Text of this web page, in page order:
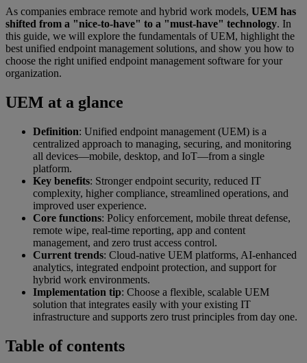
As companies embrace remote and hybrid work models, UEM has
shifted from a "nice-to-have" to a "must-have" technology. In
this guide, we will explore the fundamentals of UEM, highlight the
best unified endpoint management solutions, and show you how to
choose the right unified endpoint management software for your
organization.
UEM at a glance
Definition: Unified endpoint management (UEM) is a
centralized approach to managing, securing, and monitoring
all devices—mobile, desktop, and IoT—from a single
platform.
Key benefits: Stronger endpoint security, reduced IT
complexity, higher compliance, streamlined operations, and
improved user experience.
Core functions: Policy enforcement, mobile threat defense,
remote wipe, real-time reporting, app and content
management, and zero trust access control.
Current trends: Cloud-native UEM platforms, AI-enhanced
analytics, integrated endpoint protection, and support for
hybrid work environments.
Implementation tip: Choose a flexible, scalable UEM
solution that integrates easily with your existing IT
infrastructure and supports zero trust principles from day one.
Table of contents